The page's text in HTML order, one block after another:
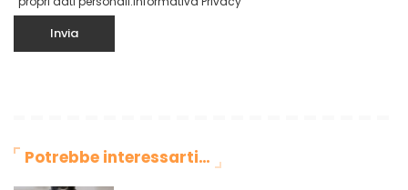
Potrebbe interessarti…